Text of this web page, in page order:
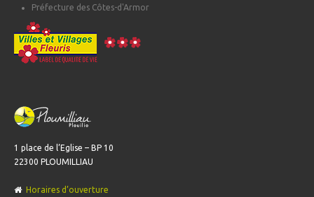
Préfecture des Côtes-d'Armor
1 place de l’Eglise – BP 10
22300 PLOUMILLIAU
Horaires d’ouverture